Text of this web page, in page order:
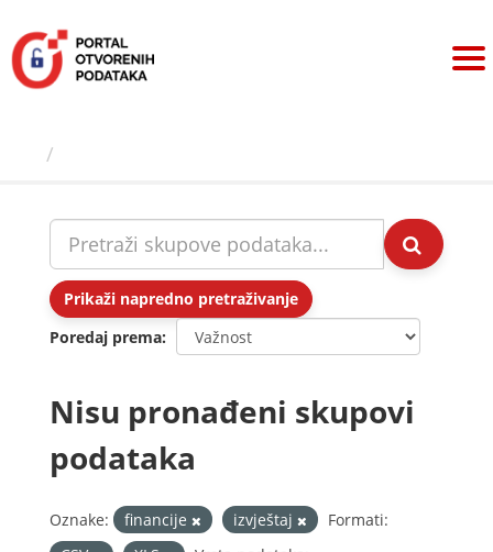
sadržaj
Prikaži napredno pretraživanje
Poredaj prema
Nisu pronađeni skupovi
podataka
Oznake: financije izvještaj
Formati: